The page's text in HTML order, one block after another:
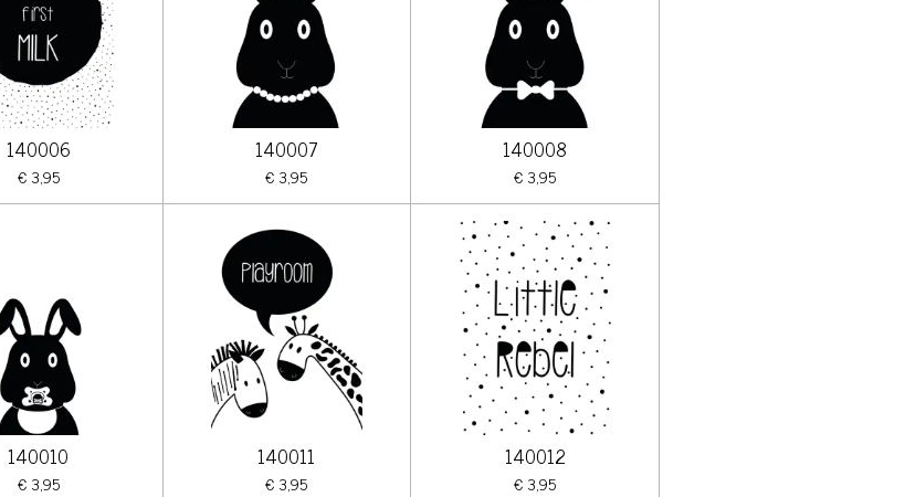
140006
€ 3,95
140007
€ 3,95
140008
€ 3,95
140010
€ 3,95
140011
€ 3,95
140012
€ 3,95